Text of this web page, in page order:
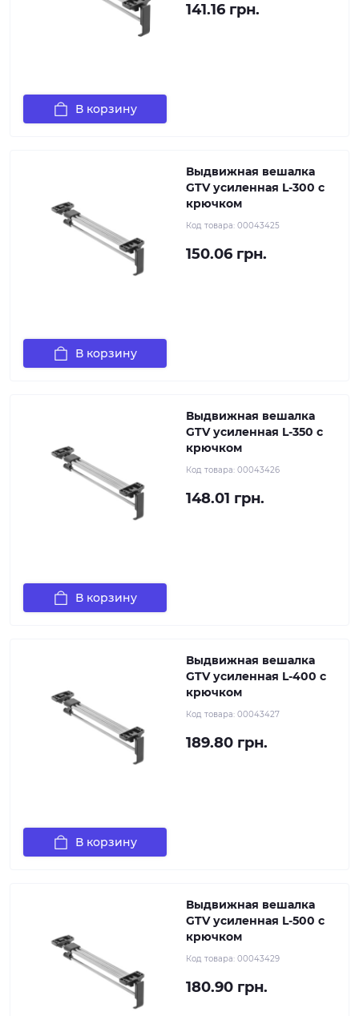
141.16 грн.
В корзину
Выдвижная вешалка
GTV усиленная L-300 с
крючком
Код товара: 00043425
150.06 грн.
В корзину
Выдвижная вешалка
GTV усиленная L-350 с
крючком
Код товара: 00043426
148.01 грн.
В корзину
Выдвижная вешалка
GTV усиленная L-400 с
крючком
Код товара: 00043427
189.80 грн.
В корзину
Выдвижная вешалка
GTV усиленная L-500 с
крючком
Код товара: 00043429
180.90 грн.